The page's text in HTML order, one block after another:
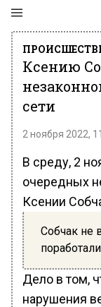
Ксению
сети
2 ноября 2022,
В среду, 2
очередных
Ксении
Собчак не
Дело в том,
нарушения